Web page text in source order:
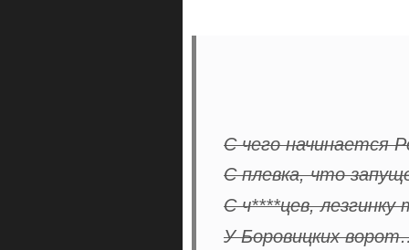
С чего начинается
С плевка, что
С ч****цев,
У Боровицких